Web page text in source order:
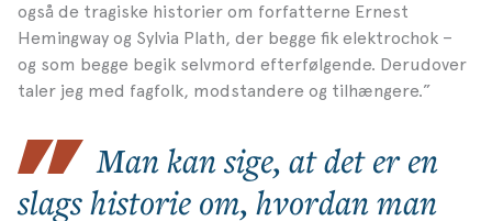
også de tragiske historier om forfatterne Ernest
Hemingway og Sylvia Plath, der begge fik elektrochok –
og som begge begik selvmord efterfølgende. Derudover
taler jeg med fagfolk, modstandere og tilhængere.”
Man kan sige, at det er en
slags historie om, hvordan man